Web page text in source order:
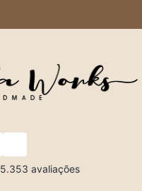
5.353 avaliações